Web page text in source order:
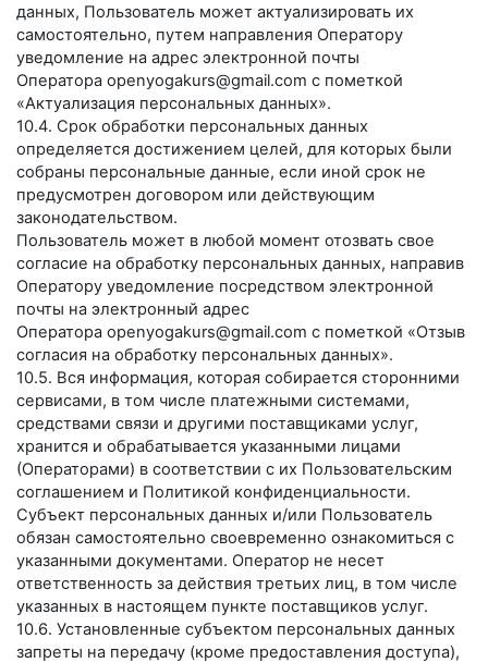
данных, Пользователь может актуализировать их
самостоятельно, путем направления Оператору
уведомление на адрес электронной почты
Оператора openyogakurs@gmail.com с пометкой
«Актуализация персональных данных».
10.4. Срок обработки персональных данных
определяется достижением целей, для которых были
собраны персональные данные, если иной срок не
предусмотрен договором или действующим
законодательством.
Пользователь может в любой момент отозвать свое
согласие на обработку персональных данных, направив
Оператору уведомление посредством электронной
почты на электронный адрес
Оператора openyogakurs@gmail.com с пометкой «Отзыв
согласия на обработку персональных данных».
10.5. Вся информация, которая собирается сторонними
сервисами, в том числе платежными системами,
средствами связи и другими поставщиками услуг,
хранится и обрабатывается указанными лицами
(Операторами) в соответствии с их Пользовательским
соглашением и Политикой конфиденциальности.
Субъект персональных данных и/или Пользователь
обязан самостоятельно своевременно ознакомиться с
указанными документами. Оператор не несет
ответственность за действия третьих лиц, в том числе
указанных в настоящем пункте поставщиков услуг.
10.6. Установленные субъектом персональных данных
запреты на передачу (кроме предоставления доступа),